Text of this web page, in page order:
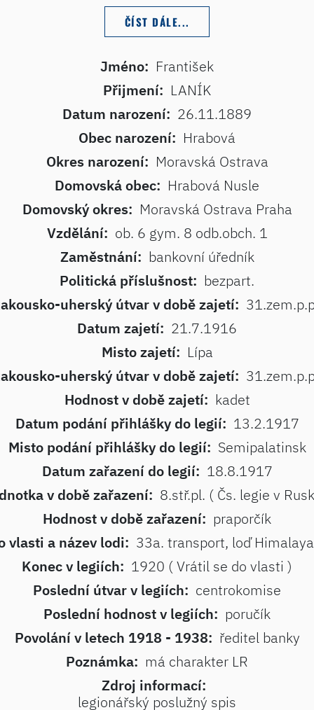
pracoval jako ředitel pobočky banky v
ČÍST DÁLE...
Jméno: František
Přijmení: LANÍK
Datum narození: 26.11.1889
Obec narození: Hrabová
Okres narození: Moravská Ostrava
Domovská obec: Hrabová Nusle
Domovský okres: Moravská Ostrava Praha
Vzdělání: ob. 6 gym. 8 odb.obch. 1
Zaměstnání: bankovní úředník
Politická příslušnost: bezpart.
uherský útvar v době zajetí:
Datum zajetí: 21.7.1916
Misto zajetí: Lípa
uherský útvar v době zajetí:
Hodnost v době zajetí: kadet
Datum podání přihlášky do legií: 13.2.1917
Misto podání přihlášky do legií: Semipalatinsk
Datum zařazení do legií: 18.8.1917
v době zařazení: 8.stř.pl. ( Čs. legie v
Hodnost v době zařazení: praporčík
vlasti a název lodi: 33a. transport, loď
Konec v legiích: 1920 ( Vrátil se do vlasti )
Poslední útvar v legiích: centrokomise
Poslední hodnost v legiích: poručík
Povolání v letech 1918 - 1938: ředitel banky
Poznámka: má charakter LR
Zdroj informací:
legionářský poslužný spis